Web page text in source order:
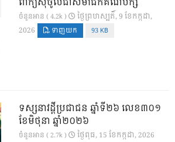
ចំនួនអាន ( 4.2k )
ថ្ងៃ​ព្រហស្បតិ៍, 9 ខែ​កក្កដា,
2026
ទាញយក 93 KB
ទស្សនាវដ្ដីប្រជាជន ឆ្នាំទី២៦ លេខ៣០១
ខែមិថុនា ឆ្នាំ២០២៦
ចំនួនអាន ( 2.7k ) ថ្ងៃ​ពុធ, 15 ខែ​កក្កដា, 2026